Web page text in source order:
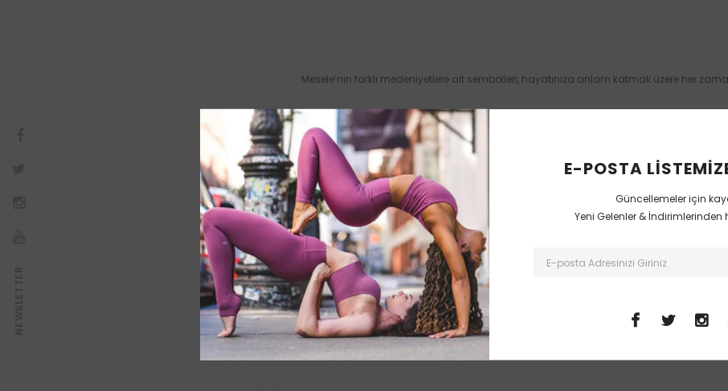
Mesele’nin farklı medeniyetlere ait sembolleri, hayatınıza anlam katmak üzere her
Doğurganlık, değişim, yenilmezlik, devamlılık, nazar, ruh koruyucusu, defans, aşk,
anlamlarını taşıyan 15 farklı sembol takısı, Takı Tamlaması ürünüyle olduğu gibi var
anlamına ister ait olduğu kültüre göre sembolünüzü yanınızda taşıyabilir ve
Tümüyle el işçiliği.
Gümüş üzeri altın kaplama sayesinde uzun ömürlü ve değerli.
Var olan ip, deri, zincir vs tüm takılarınızla kullanma imkanı.
Tek başına ya da mesela sadece bir çengelli iğneyle dahi sembolün gücünü
Beyaz ve koyu gri mine seçenekleriyle renk seçenekli.
E-POSTA
Güncellemeler için
Yeni Gelenler &